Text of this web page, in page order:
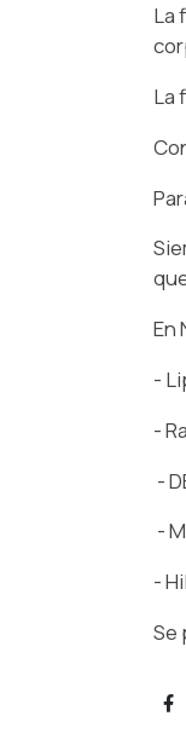
La
La
En
-
-
-
-
-
Se